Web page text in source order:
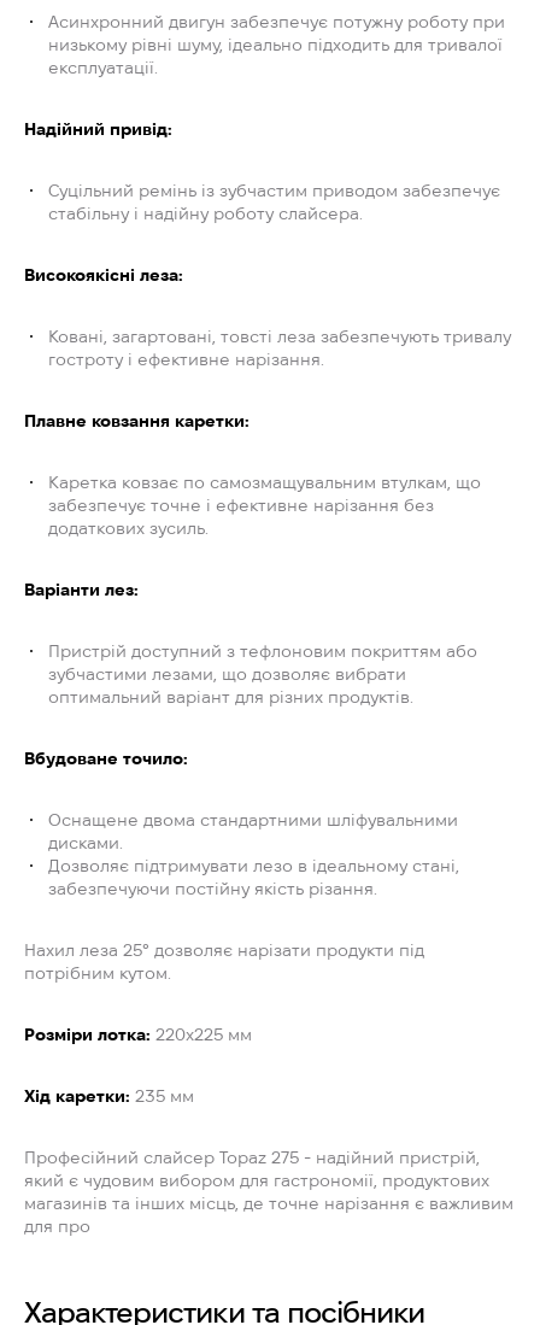
Асинхронний двигун забезпечує потужну роботу при
низькому рівні шуму, ідеально підходить для тривалої
експлуатації.
Надійний привід:
Суцільний ремінь із зубчастим приводом забезпечує
стабільну і надійну роботу слайсера.
Високоякісні леза:
Ковані, загартовані, товсті леза забезпечують тривалу
гостроту і ефективне нарізання.
Плавне ковзання каретки:
Каретка ковзає по самозмащувальним втулкам, що
забезпечує точне і ефективне нарізання без
додаткових зусиль.
Варіанти лез:
Пристрій доступний з тефлоновим покриттям або
зубчастими лезами, що дозволяє вибрати
оптимальний варіант для різних продуктів.
Вбудоване точило:
Оснащене двома стандартними шліфувальними
дисками.
Дозволяє підтримувати лезо в ідеальному стані,
забезпечуючи постійну якість різання.
Нахил леза 25° дозволяє нарізати продукти під
потрібним кутом.
Розміри лотка: 220x225 мм
Хід каретки: 235 мм
Професійний слайсер Topaz 275 - надійний пристрій,
який є чудовим вибором для гастрономії, продуктових
магазинів та інших місць, де точне нарізання є важливим
для про
Характеристики та посібники